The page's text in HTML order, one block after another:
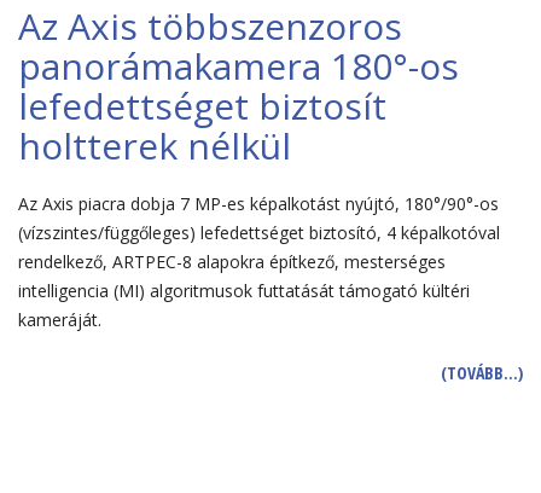
Az Axis többszenzoros
panorámakamera 180°-os
lefedettséget biztosít
holtterek nélkül
Az Axis piacra dobja 7 MP-es képalkotást nyújtó, 180°/90°-os
(vízszintes/függőleges) lefedettséget biztosító, 4 képalkotóval
rendelkező, ARTPEC-8 alapokra építkező, mesterséges
intelligencia (MI) algoritmusok futtatását támogató kültéri
kameráját.
(TOVÁBB…)